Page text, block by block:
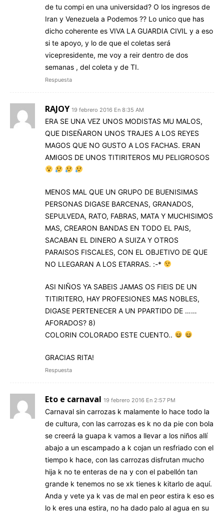
de tu compi en una universidad? O los ingresos de
Iran y Venezuela a Podemos ?? Lo unico que has
dicho coherente es VIVA LA GUARDIA CIVIL y a eso
si te apoyo, y lo de que el coletas será
vicepresidente, me voy a reir dentro de dos
semanas , del coleta y de TI.
Respuesta
RAJOY 19 febrero 2016 En 8:35 AM
ERA SE UNA VEZ UNOS MODISTAS MU MALOS,
QUE DISEÑARON UNOS TRAJES A LOS REYES
MAGOS QUE NO GUSTO A LOS FACHAS. ERAN
AMIGOS DE UNOS TITIRITEROS MU PELIGROSOS
MENOS MAL QUE UN GRUPO DE BUENISIMAS
PERSONAS DIGASE BARCENAS, GRANADOS,
SEPULVEDA, RATO, FABRAS, MATA Y MUCHISIMOS
MAS, CREARON BANDAS EN TODO EL PAIS,
SACABAN EL DINERO A SUIZA Y OTROS
PARAISOS FISCALES, CON EL OBJETIVO DE QUE
NO LLEGARAN A LOS ETARRAS. :-*
ASI NIÑOS YA SABEIS JAMAS OS FIEIS DE UN
TITIRITERO, HAY PROFESIONES MAS NOBLES,
DIGASE PERTENECER A UN PPARTIDO DE ……
AFORADOS? 8)
COLORIN COLORADO ESTE CUENTO..
GRACIAS RITA!
Respuesta
Eto e carnaval 19 febrero 2016 En 2:57 PM
Carnaval sin carrozas k malamente lo hace todo la
de cultura, con las carrozas es k no da pie con bola
se creerá la guapa k vamos a llevar a los niños allí
abajo a un escampado a k cojan un resfriado con el
tiempo k hace, con las carrozas disfrutan mucho
hija k no te enteras de na y con el pabellón tan
grande k tenemos no se xk tienes k kitarlo de aquí.
Anda y vete ya k vas de mal en peor estira k eso es
lo k eres una estira, no ha dado palo al agua en su